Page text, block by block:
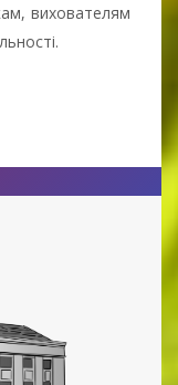
вихователям